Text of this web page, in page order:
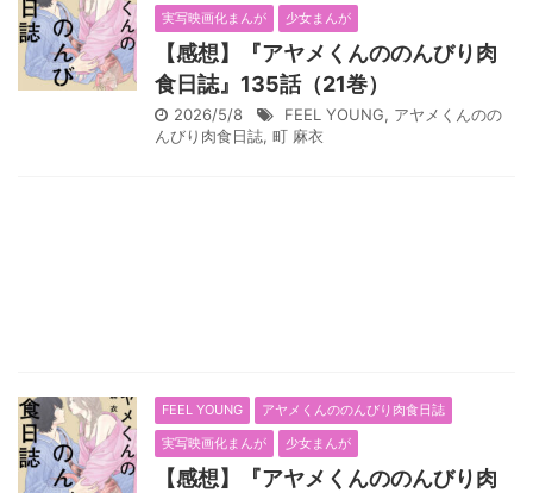
実写映画化まんが
少女まんが
【感想】『アヤメくんののんびり肉
食日誌』135話（21巻）
2026/5/8 FEEL YOUNG, アヤメくんのの
んびり肉食日誌, 町 麻衣
FEEL YOUNG
アヤメくんののんびり肉食日誌
実写映画化まんが
少女まんが
【感想】『アヤメくんののんびり肉